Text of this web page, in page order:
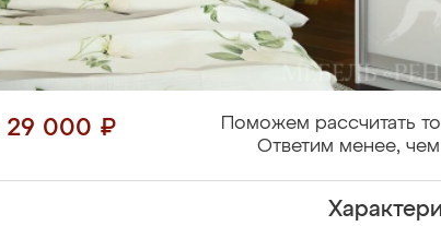
29 000 ₽
Поможем рассчитать
Ответим менее, чем